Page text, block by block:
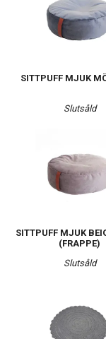
SITTPUFF MJUK
Slutsåld
SITTPUFF MJUK
(FRAPPE)
Slutsåld